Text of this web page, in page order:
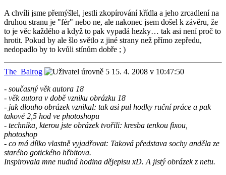
A chvíli jsme přemýšlel, jestli zkopírování křídla a jeho zrcadlení na
druhou stranu je "fér" nebo ne, ale nakonec jsem došel k závěru, že
to je věc každého a když to pak vypadá hezky… tak asi není proč to
hrotit. Pokud by ale šlo světlo z jiné strany než přímo zepředu,
nedopadlo by to kvůli stínům dobře ; )
The_Balrog
15. 4. 2008 v 10:47:50
- současný věk autora 18
- věk autora v době vzniku obrázku 18
- jak dlouho obrázek vznikal: tak asi pul hodky ruční práce a pak
takové 2,5 hod ve photoshopu
- technika, kterou jste obrázek tvořili: kresba tenkou fixou,
photoshop
- co má dílko vlastně vyjadřovat: Taková představa sochy anděla ze
starého gotického hřbitova.
Inspirovala mne nudná hodina dějepisu xD. A jistý obrázek z netu.